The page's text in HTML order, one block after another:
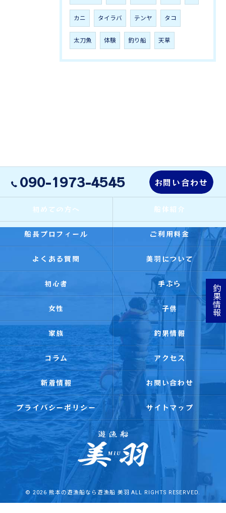
カニ タイラバ テンヤ タコ
太刀魚 体験 釣り船 天草
釣果情報
090-1973-4545 お問い合わせ
初めての方へ 船体紹介
船長プロフィール ご利用料金
よくある質問 美羽について
初心者 手ぶら
女性 子供
家族 釣果情報
コラム アクセス
新着情報 お問い合わせ
プライバシーポリシー サイトマップ
© 2026 熊本の遊漁船なら遊漁船 美羽 ALL RIGHTS RESERVED.